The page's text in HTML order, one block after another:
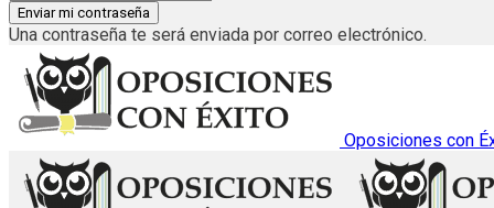
Una contraseña te será enviada por correo electrónico.
Oposiciones con